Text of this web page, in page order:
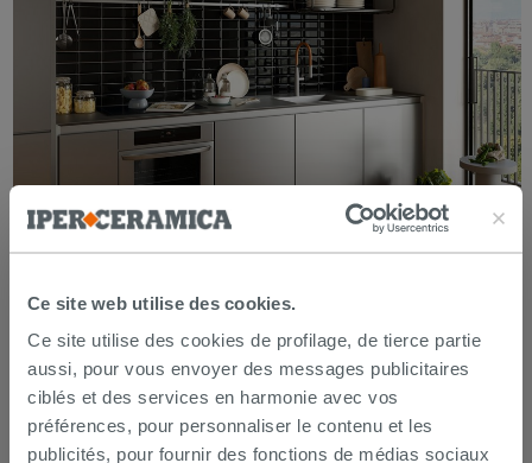
Ce site web utilise des cookies.
Ce site utilise des cookies de profilage, de tierce partie
aussi, pour vous envoyer des messages publicitaires
ciblés et des services en harmonie avec vos
préférences, pour personnaliser le contenu et les
publicités, pour fournir des fonctions de médias sociaux
Dès23,99€ 29,99€
PROMO